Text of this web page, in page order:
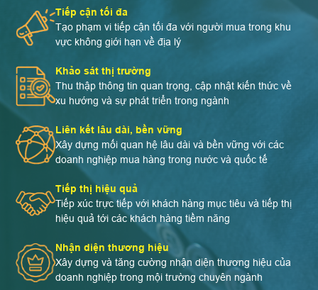
Tiếp cận tối đa
Tạo phạm vi tiếp cận tối đa với người mua trong khu
vực không giới hạn về địa lý
Khảo sát thị trường
Thu thập thông tin quan trọng, cập nhật kiến thức về
xu hướng và sự phát triển trong ngành
Liên kết lâu dài, bền vững
Xây dựng mối quan hệ lâu dài và bền vững với các
doanh nghiệp mua hàng trong nước và quốc tế
Tiếp thị hiệu quả
Tiếp xúc trực tiếp với khách hàng mục tiêu và tiếp thị
hiệu quả tới các khách hàng tiềm năng
Nhận diện thương hiệu
Xây dựng và tăng cường nhận diện thương hiệu của
doanh nghiệp trong mội trường chuyên ngành